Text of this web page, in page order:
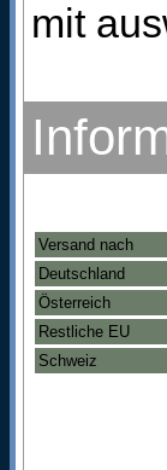
mit
Versand nach
Deutschland
Österreich
Restliche EU
Schweiz